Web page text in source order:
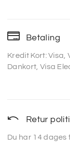
Betaling
Kredit Kort:
Dankort, Visa
Retur
Du har 14